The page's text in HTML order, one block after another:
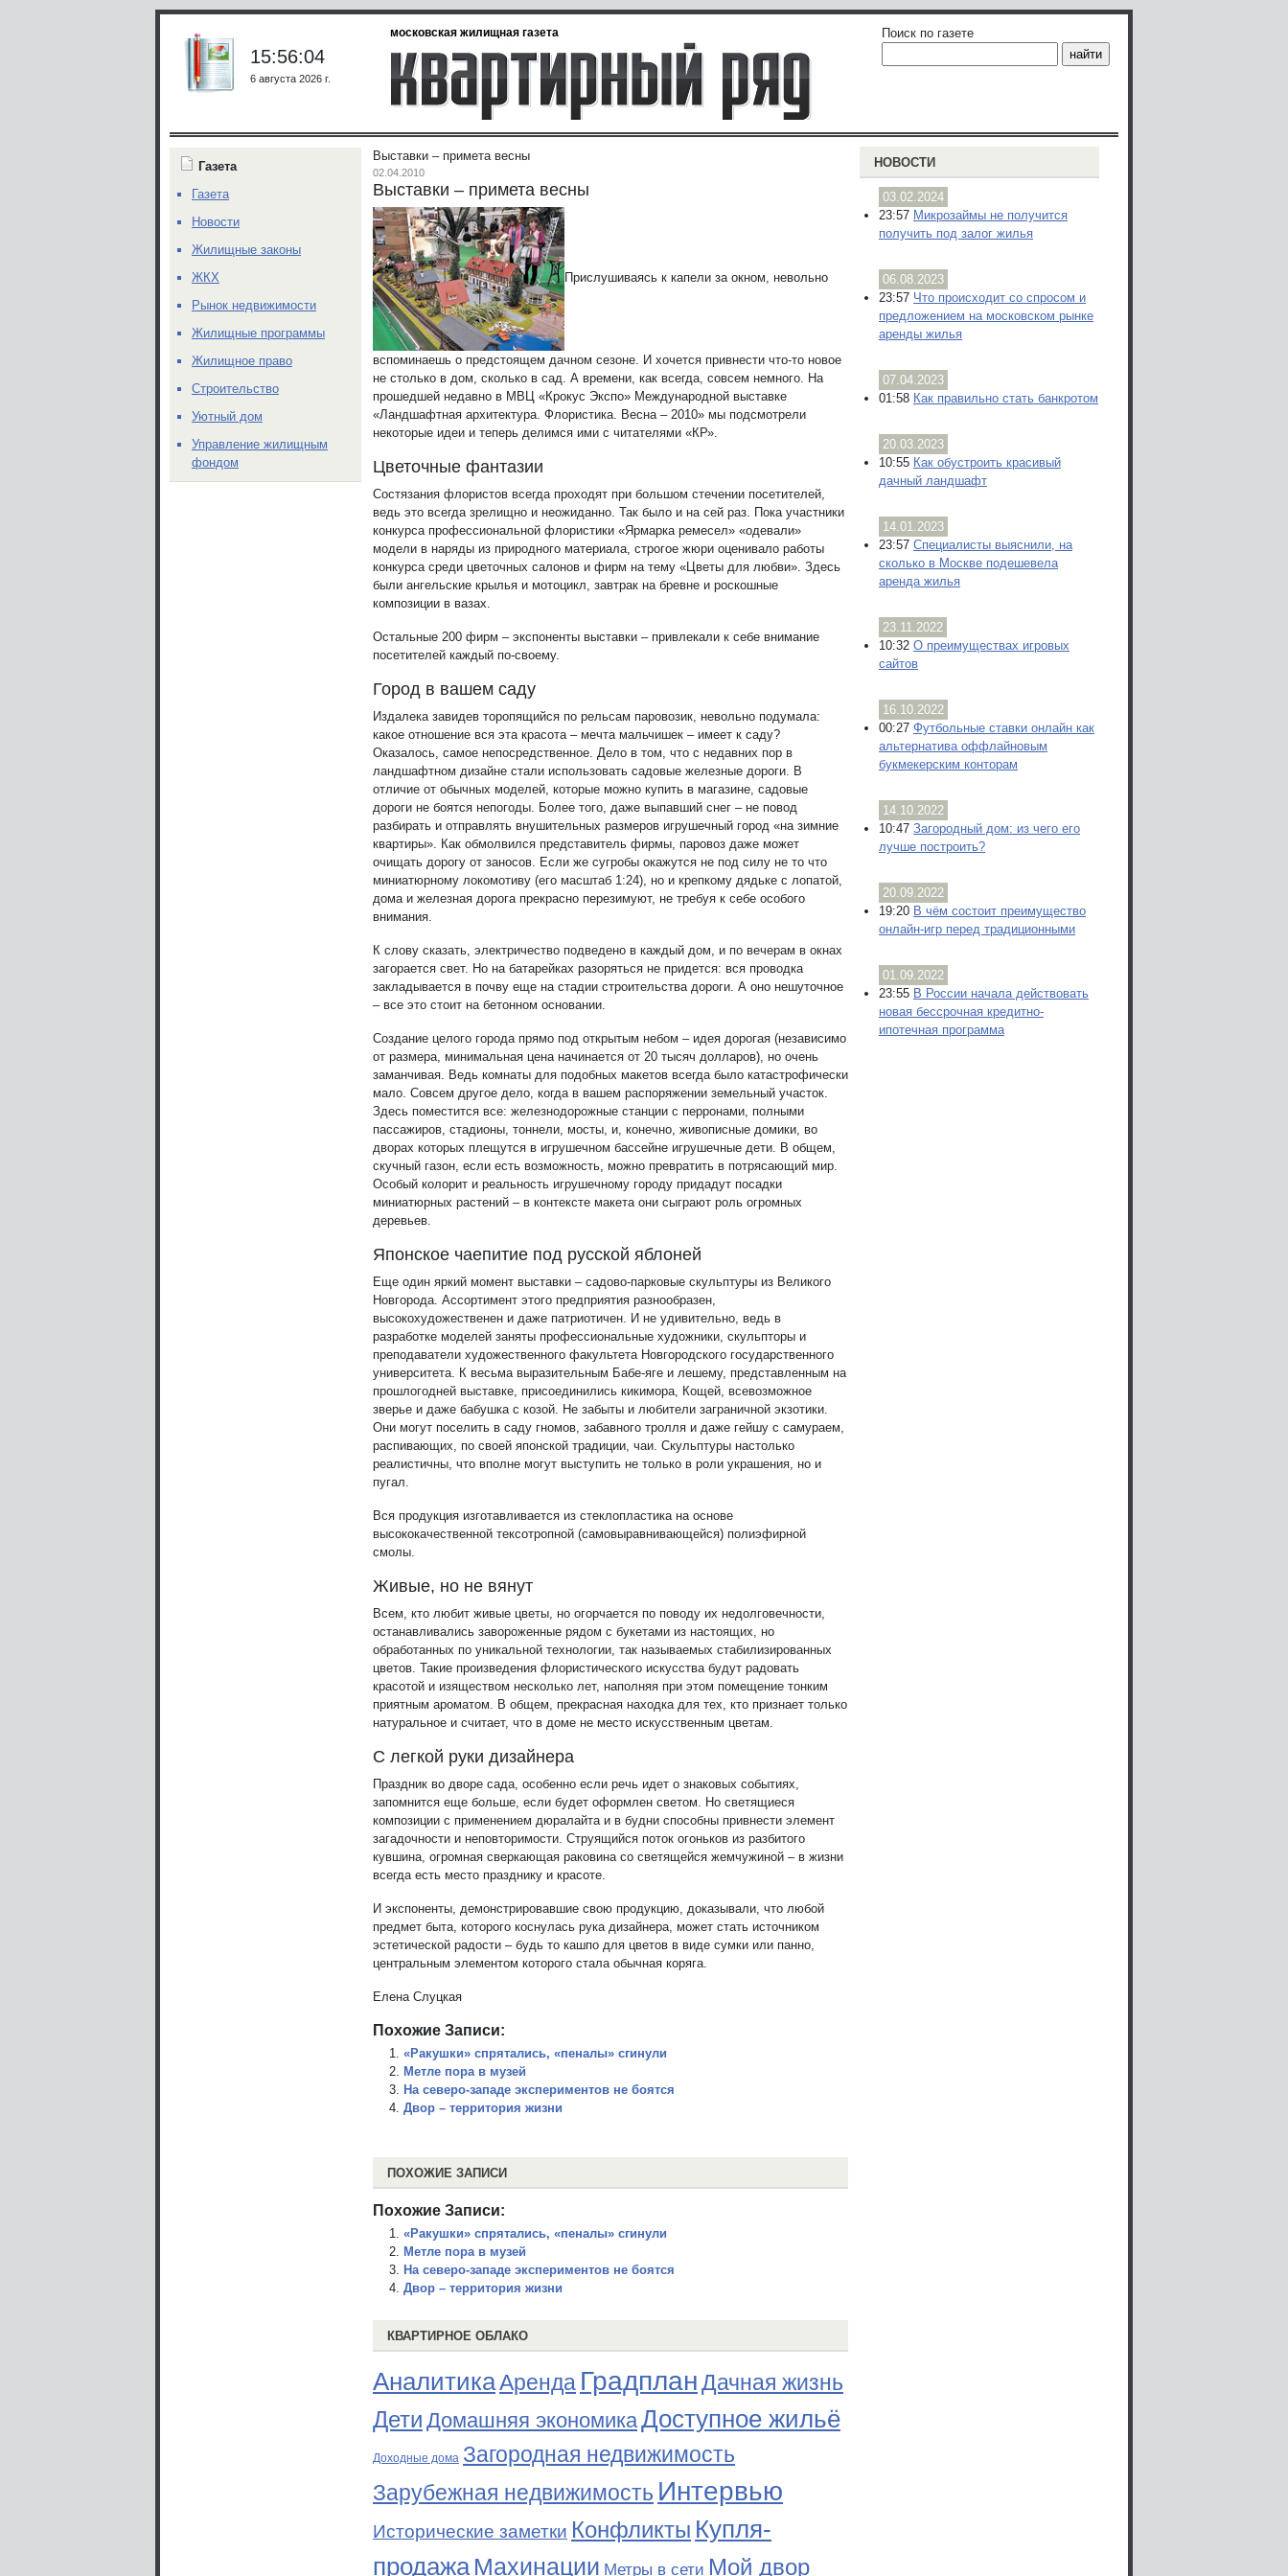
московская жилищная газета
15:56:04
6 августа 2026 г.
Поиск по газете
Выставки – примета весны
02.04.2010
Выставки – примета весны
Прислушиваясь к капели за окном, невольно
вспоминаешь о предстоящем дачном сезоне. И хочется привнести что-то новое
не столько в дом, сколько в сад. А времени, как всегда, совсем немного. На
прошедшей недавно в МВЦ «Крокус Экспо» Международной выставке
«Ландшафтная архитектура. Флористика. Весна – 2010» мы подсмотрели
некоторые идеи и теперь делимся ими с читателями «КР».
Цветочные фантазии
Состязания флористов всегда проходят при большом стечении посетителей,
ведь это всегда зрелищно и неожиданно. Так было и на сей раз. Пока участники
конкурса профессиональной флористики «Ярмарка ремесел» «одевали»
модели в наряды из природного материала, строгое жюри оценивало работы
конкурса среди цветочных салонов и фирм на тему «Цветы для любви». Здесь
были ангельские крылья и мотоцикл, завтрак на бревне и роскошные
композиции в вазах.
Остальные 200 фирм – экспоненты выставки – привлекали к себе внимание
посетителей каждый по-своему.
Город в вашем саду
Издалека завидев торопящийся по рельсам паровозик, невольно подумала:
какое отношение вся эта красота – мечта мальчишек – имеет к саду?
Оказалось, самое непосредственное. Дело в том, что с недавних пор в
ландшафтном дизайне стали использовать садовые железные дороги. В
отличие от обычных моделей, которые можно купить в магазине, садовые
дороги не боятся непогоды. Более того, даже выпавший снег – не повод
разбирать и отправлять внушительных размеров игрушечный город «на зимние
квартиры». Как обмолвился представитель фирмы, паровоз даже может
очищать дорогу от заносов. Если же сугробы окажутся не под силу не то что
миниатюрному локомотиву (его масштаб 1:24), но и крепкому дядьке с лопатой,
дома и железная дорога прекрасно перезимуют, не требуя к себе особого
внимания.
К слову сказать, электричество подведено в каждый дом, и по вечерам в окнах
загорается свет. Но на батарейках разоряться не придется: вся проводка
закладывается в почву еще на стадии строительства дороги. А оно нешуточное
– все это стоит на бетонном основании.
Создание целого города прямо под открытым небом – идея дорогая (независимо
от размера, минимальная цена начинается от 20 тысяч долларов), но очень
заманчивая. Ведь комнаты для подобных макетов всегда было катастрофически
мало. Совсем другое дело, когда в вашем распоряжении земельный участок.
Здесь поместится все: железнодорожные станции с перронами, полными
пассажиров, стадионы, тоннели, мосты, и, конечно, живописные домики, во
дворах которых плещутся в игрушечном бассейне игрушечные дети. В общем,
скучный газон, если есть возможность, можно превратить в потрясающий мир.
Особый колорит и реальность игрушечному городу придадут посадки
миниатюрных растений – в контексте макета они сыграют роль огромных
деревьев.
Японское чаепитие под русской яблоней
Еще один яркий момент выставки – садово-парковые скульптуры из Великого
Новгорода. Ассортимент этого предприятия разнообразен,
высокохудожественен и даже патриотичен. И не удивительно, ведь в
разработке моделей заняты профессиональные художники, скульпторы и
преподаватели художественного факультета Новгородского государственного
университета. К весьма выразительным Бабе-яге и лешему, представленным на
прошлогодней выставке, присоединились кикимора, Кощей, всевозможное
зверье и даже бабушка с козой. Не забыты и любители заграничной экзотики.
Они могут поселить в саду гномов, забавного тролля и даже гейшу с самураем,
распивающих, по своей японской традиции, чаи. Скульптуры настолько
реалистичны, что вполне могут выступить не только в роли украшения, но и
пугал.
Вся продукция изготавливается из стеклопластика на основе
высококачественной тексотропной (самовыравнивающейся) полиэфирной
смолы.
Живые, но не вянут
Всем, кто любит живые цветы, но огорчается по поводу их недолговечности,
останавливались завороженные рядом с букетами из настоящих, но
обработанных по уникальной технологии, так называемых стабилизированных
цветов. Такие произведения флористического искусства будут радовать
красотой и изяществом несколько лет, наполняя при этом помещение тонким
приятным ароматом. В общем, прекрасная находка для тех, кто признает только
натуральное и считает, что в доме не место искусственным цветам.
С легкой руки дизайнера
Праздник во дворе сада, особенно если речь идет о знаковых событиях,
запомнится еще больше, если будет оформлен светом. Но светящиеся
композиции с применением дюралайта и в будни способны привнести элемент
загадочности и неповторимости. Струящийся поток огоньков из разбитого
кувшина, огромная сверкающая раковина со светящейся жемчужиной – в жизни
всегда есть место празднику и красоте.
И экспоненты, демонстрировавшие свою продукцию, доказывали, что любой
предмет быта, которого коснулась рука дизайнера, может стать источником
эстетической радости – будь то кашпо для цветов в виде сумки или панно,
центральным элементом которого стала обычная коряга.
Елена Слуцкая
Похожие Записи:
«Ракушки» спрятались, «пеналы» сгинули
Метле пора в музей
На северо-западе экспериментов не боятся
Двор – территория жизни
ПОХОЖИЕ ЗАПИСИ
Похожие Записи:
«Ракушки» спрятались, «пеналы» сгинули
Метле пора в музей
На северо-западе экспериментов не боятся
Двор – территория жизни
КВАРТИРНОЕ ОБЛАКО
АналитикаАренда ГрадпланДачная жизнь
Дети Домашняя экономикаДоступное жильё
Доходные дома Загородная недвижимость
Зарубежная недвижимость Интервью
Исторические заметки Конфликты Купля-
продажа Махинации Метры в сети Мой двор
НОВОСТИ
03.02.2024
23:57 Микрозаймы не получится
получить под залог жилья
06.08.2023
23:57 Что происходит со спросом и
предложением на московском рынке
аренды жилья
07.04.2023
01:58 Как правильно стать банкротом
20.03.2023
10:55 Как обустроить красивый
дачный ландшафт
14.01.2023
23:57 Специалисты выяснили, на
сколько в Москве подешевела
аренда жилья
23.11.2022
10:32 О преимуществах игровых
сайтов
16.10.2022
00:27 Футбольные ставки онлайн как
альтернатива оффлайновым
букмекерским конторам
14.10.2022
10:47 Загородный дом: из чего его
лучше построить?
20.09.2022
19:20 В чём состоит преимущество
онлайн-игр перед традиционными
01.09.2022
23:55 В России начала действовать
новая бессрочная кредитно-
ипотечная программа
Газета
Газета
Новости
Жилищные законы
ЖКХ
Рынок недвижимости
Жилищные программы
Жилищное право
Строительство
Уютный дом
Управление жилищным
фондом